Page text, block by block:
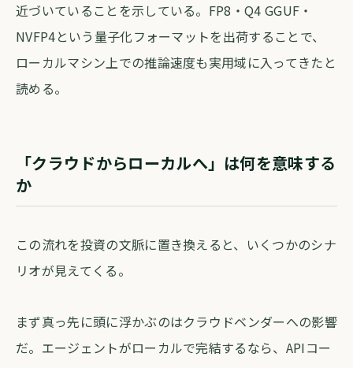
近づいていることを示している。FP8・Q4 GGUF・
NVFP4という量子化フォーマットを出荷することで、
ローカルマシン上での推論速度も実用域に入ってきたと
読める。
「クラウドからローカルへ」は何を意味する
か
この流れを投資の文脈に置き換えると、いくつかのシナ
リオが見えてくる。
まず真っ先に頭に浮かぶのはクラウドベンダーへの影響
だ。エージェントがローカルで完結するなら、APIコー